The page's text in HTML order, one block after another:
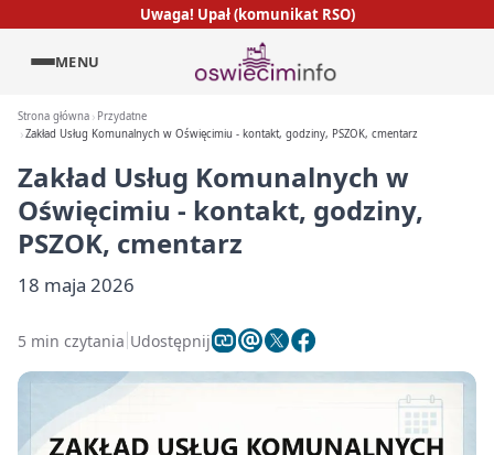
Uwaga! Upał (komunikat RSO)
MENU
Strona główna
Przydatne
Zakład Usług Komunalnych w Oświęcimiu - kontakt, godziny, PSZOK, cmentarz
Zakład Usług Komunalnych w
Oświęcimiu - kontakt, godziny,
PSZOK, cmentarz
18 maja 2026
5 min czytania Udostępnij